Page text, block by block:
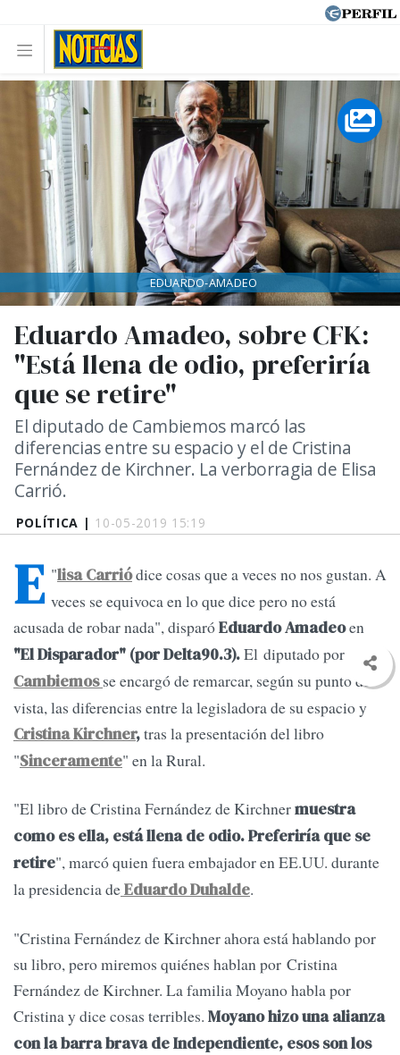
POLÍTICA | 10-05-2019 15:19
Eduardo Amadeo, sobre CFK:
"Está llena de odio, preferiría
que se retire"
El diputado de Cambiemos marcó las
diferencias entre su espacio y el de Cristina
Fernández de Kirchner. La verborragia de Elisa
Carrió.
EDUARDO-AMADEO
"
E lisa Carriódice cosas que a veces no nos gustan. A
veces se equivoca en lo que dice pero no está
acusada de robar nada", disparóEduardo Amadeoen
"El Disparador" (por Delta90.3).El diputado por
Cambiemos se encargó de remarcar, según su punto de
vista, las diferencias entre la legisladora de su espacio y
Cristina Kirchner,tras la presentación del libro
"Sinceramente" en la Rural.
"El libro de Cristina Fernández de Kirchnermuestra
como es ella, está llena de odio. Preferiría que se
retire", marcó quien fuera embajador en EE.UU. durante
la presidencia deEduardo Duhalde.
"Cristina Fernández de Kirchner ahora está hablando por
su libro, pero miremos quiénes hablan por Cristina
Fernández de Kirchner. La familia Moyano habla por
Cristina y dice cosas terribles. Moyano hizo una alianza
con la barra brava de Independiente, esos son los